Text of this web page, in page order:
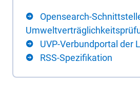
Opensearch-
UVP-Verbundportal der
RSS-Spezifikation